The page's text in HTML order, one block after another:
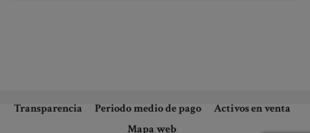
Transparencia Periodo medio de pago
Activos en venta
Mapa web